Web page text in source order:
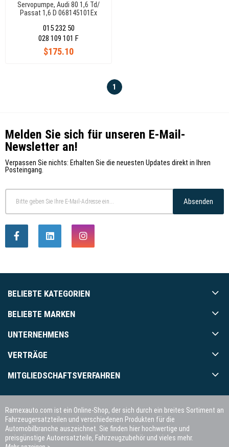
Servopumpe, Audi 80 1,6 Td/
Passat 1,6 D 068145101Ex
015 232 50
$175.10
028 109 101 F
1
Melden Sie sich für unseren E-Mail-
Newsletter an!
Verpassen Sie nichts: Erhalten Sie die neuesten Updates direkt in Ihren
Posteingang.
Absenden
BELIEBTE KATEGORIEN
BELIEBTE MARKEN
UNTERNEHMENS
VERTRÄGE
MITGLIEDSCHAFTSVERFAHREN
Ramexauto.com ist ein Online-Shop, der sich durch ein breites Sortiment an
Fahrzeugersatzteilen und verschiedenen Produkten für die
Automobilbranche auszeichnet. Sie finden hier hochwertige und
preisgünstige Autoersatzteile, Fahrzeugzubehör und vieles mehr.